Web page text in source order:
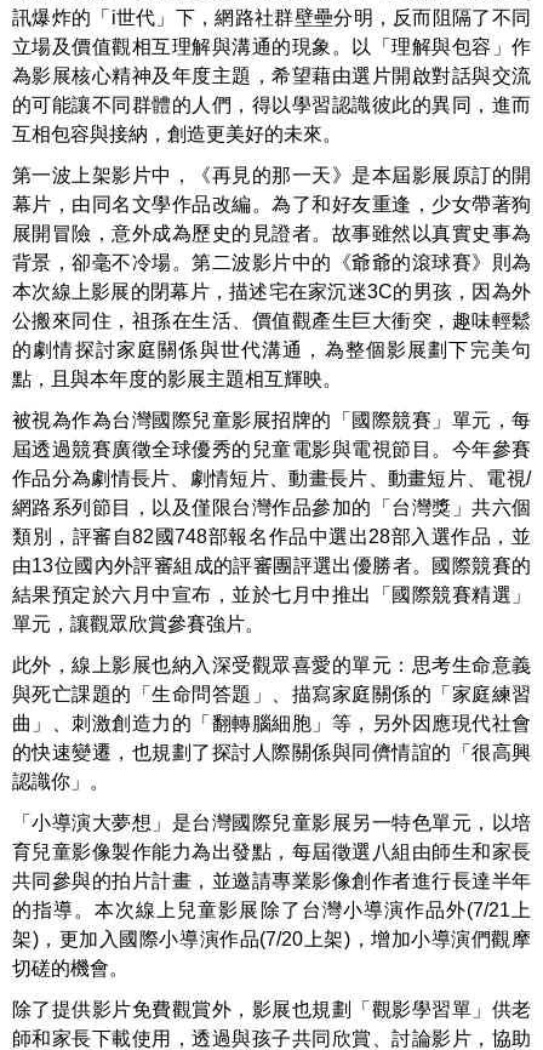
訊爆炸的「i世代」下，網路社群壁壘分明，反而阻隔了不同
立場及價值觀相互理解與溝通的現象。以「理解與包容」作
為影展核心精神及年度主題，希望藉由選片開啟對話與交流
的可能讓不同群體的人們，得以學習認識彼此的異同，進而
互相包容與接納，創造更美好的未來。
第一波上架影片中，《再見的那一天》是本屆影展原訂的開
幕片，由同名文學作品改編。為了和好友重逢，少女帶著狗
展開冒險，意外成為歷史的見證者。故事雖然以真實史事為
背景，卻毫不冷場。第二波影片中的《爺爺的滾球賽》則為
本次線上影展的閉幕片，描述宅在家沉迷3C的男孩，因為外
公搬來同住，祖孫在生活、價值觀產生巨大衝突，趣味輕鬆
的劇情探討家庭關係與世代溝通，為整個影展劃下完美句
點，且與本年度的影展主題相互輝映。
被視為作為台灣國際兒童影展招牌的「國際競賽」單元，每
屆透過競賽廣徵全球優秀的兒童電影與電視節目。今年參賽
作品分為劇情長片、劇情短片、動畫長片、動畫短片、電視/
網路系列節目，以及僅限台灣作品參加的「台灣獎」共六個
類別，評審自82國748部報名作品中選出28部入選作品，並
由13位國內外評審組成的評審團評選出優勝者。國際競賽的
結果預定於六月中宣布，並於七月中推出「國際競賽精選」
單元，讓觀眾欣賞參賽強片。
此外，線上影展也納入深受觀眾喜愛的單元：思考生命意義
與死亡課題的「生命問答題」、描寫家庭關係的「家庭練習
曲」、刺激創造力的「翻轉腦細胞」等，另外因應現代社會
的快速變遷，也規劃了探討人際關係與同儕情誼的「很高興
認識你」。
「小導演大夢想」是台灣國際兒童影展另一特色單元，以培
育兒童影像製作能力為出發點，每屆徵選八組由師生和家長
共同參與的拍片計畫，並邀請專業影像創作者進行長達半年
的指導。本次線上兒童影展除了台灣小導演作品外(7/21上
架)，更加入國際小導演作品(7/20上架)，增加小導演們觀摩
切磋的機會。
除了提供影片免費觀賞外，影展也規劃「觀影學習單」供老
師和家長下載使用，透過與孩子共同欣賞、討論影片，協助